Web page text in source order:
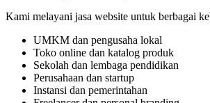
Kami melayani jasa website untuk berbagai
UMKM dan pengusaha lokal
Toko online dan katalog produk
Sekolah dan lembaga pendidikan
Perusahaan dan startup
Instansi dan pemerintahan